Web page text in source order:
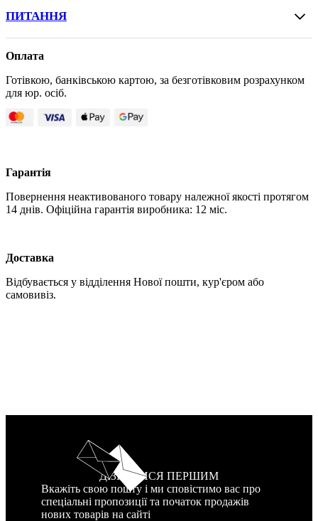
ПИТАННЯ
Оплата
Готівкою, банківською картою, за безготівковим розрахунком
для юр. осіб.
Гарантія
Повернення неактивованого товару належної якості протягом
14 днів. Офіційна гарантія виробника: 12 міс.
Доставка
Відбувається у відділення Нової пошти, кур'єром або
самовивіз.
ДІЗНАТИСЯ ПЕРШИМ
Вкажіть свою пошту і ми сповістимо вас про
спеціальні пропозиції та початок продажів
нових товарів на сайті